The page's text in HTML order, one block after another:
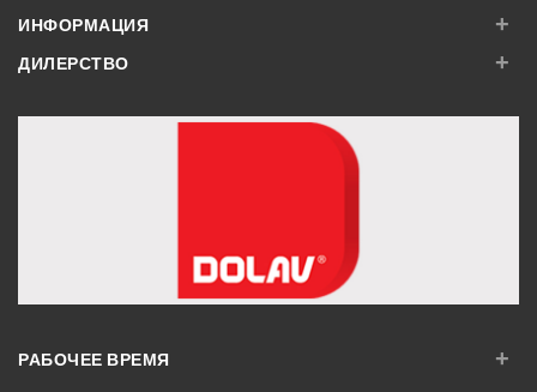
ИНФОРМАЦИЯ +
ДИЛЕРСТВО +
РАБОЧЕЕ ВРЕМЯ +